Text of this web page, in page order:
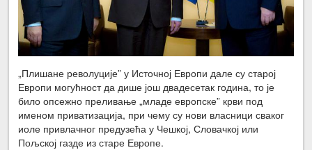
„Плишане револуције” у Источној Европи дале су старој
Европи могућност да дише још двадесетак година, то је
било опсежно преливање „младе европске” крви под
именом приватизација, при чему су нови власници сваког
иоле привлачног предузећа у Чешкој, Словачкој или
Пољској газде из старе Европе.